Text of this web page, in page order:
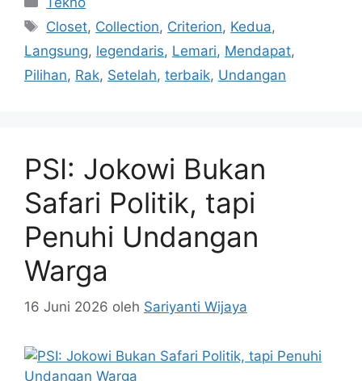
Tag
Closet, Collection, Criterion, Kedua,
Langsung, legendaris, Lemari, Mendapat,
Pilihan, Rak, Setelah, terbaik, Undangan
PSI: Jokowi Bukan
Safari Politik, tapi
Penuhi Undangan
Warga
16 Juni 2026 oleh Sariyanti Wijaya